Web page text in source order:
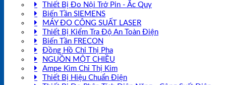
Thiết Bị Đo Nội Trở Pin - Ắc Quy
Biến Tần SIEMENS
MÁY ĐO CÔNG SUẤT LASER
Thiết Bị Kiểm Tra Độ An Toàn Điện
Biến Tần FRECON
Đồng Hồ Chỉ Thị Pha
NGUỒN MỘT CHIỀU
Ampe Kìm Chỉ Thị Kim
Thiết Bị Hiệu Chuẩn Điện